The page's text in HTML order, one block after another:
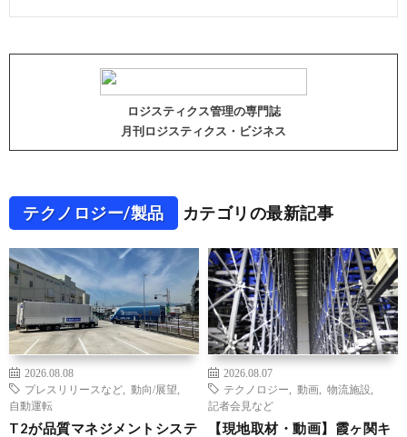
ロジスティクス管理の専門誌
月刊ロジスティクス・ビジネス
テクノロジー/製品 カテゴリの最新記事
2026.08.08
プレスリリースなど
動向/展望
自動運転
T2が品質マネジメントシステ
2026.08.07
テクノロジー
動画 物流施設
記者会見など
【現地取材・動画】霞ヶ関キ